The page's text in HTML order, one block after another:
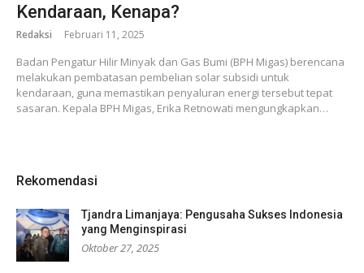
Kendaraan, Kenapa?
Redaksi Februari 11, 2025
Badan Pengatur Hilir Minyak dan Gas Bumi (BPH Migas) berencana
melakukan pembatasan pembelian solar subsidi untuk
kendaraan, guna memastikan penyaluran energi tersebut tepat
sasaran. Kepala BPH Migas, Erika Retnowati mengungkapkan…
Rekomendasi
Tjandra Limanjaya: Pengusaha Sukses Indonesia
yang Menginspirasi
Oktober 27, 2025